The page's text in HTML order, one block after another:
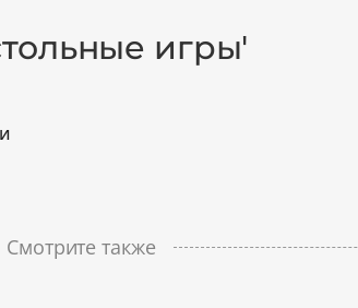
игры'
Смотрите также